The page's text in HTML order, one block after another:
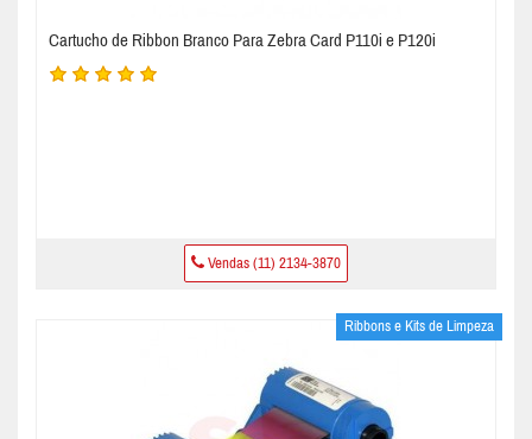
Cartucho de Ribbon Branco Para Zebra Card P110i e P120i
Vendas (11) 2134-3870
Ribbons e Kits de Limpeza